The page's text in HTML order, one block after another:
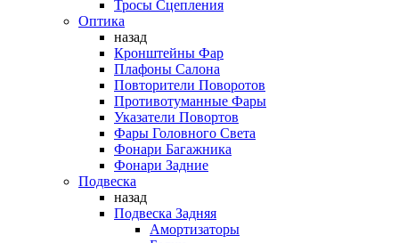
Тросы Сцепления
Оптика
назад
Кронштейны Фар
Плафоны Салона
Повторители Поворотов
Противотуманные Фары
Указатели Повортов
Фары Головного Света
Фонари Багажника
Фонари Задние
Подвеска
назад
Подвеска Задняя
Амортизаторы